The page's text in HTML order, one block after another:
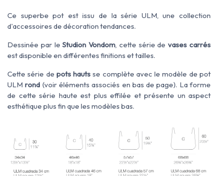
Ce superbe pot est issu de la série ULM, une collection
d'accessoires de décoration tendances.
Dessinée par leStudion Vondom, cette série devases carrés
estdisponible en différentes finitions ettailles.
Cette série de pots hautsse complète avec le modèle de pot
ULM rond (voir éléments associés en bas de page). La forme
de cette série haute est plus effilée et présente un aspect
esthétique plus fin que les modèles bas.